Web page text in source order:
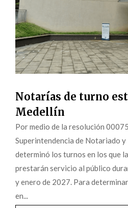
Notarías de turno
Medellín
Por medio de la resolución
Superintendencia de Notariado y
determinó los turnos en los que
prestarán servicio al público
y enero de 2027. Para
en...